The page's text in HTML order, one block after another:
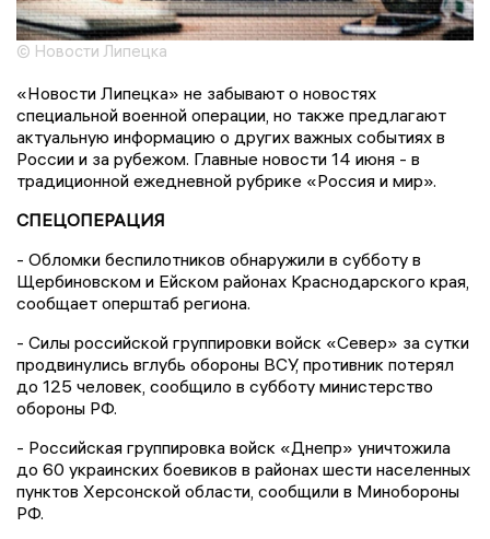
© Новости Липецка
«Новости Липецка» не забывают о новостях
специальной военной операции, но также предлагают
актуальную информацию о других важных событиях в
России и за рубежом. Главные новости 14 июня - в
традиционной ежедневной рубрике «Россия и мир».
СПЕЦОПЕРАЦИЯ
- Обломки беспилотников обнаружили в субботу в
Щербиновском и Ейском районах Краснодарского края,
сообщает оперштаб региона.
- Силы российской группировки войск «Север» за сутки
продвинулись вглубь обороны ВСУ, противник потерял
до 125 человек, сообщило в субботу министерство
обороны РФ.
- Российская группировка войск «Днепр» уничтожила
до 60 украинских боевиков в районах шести населенных
пунктов Херсонской области, сообщили в Минобороны
РФ.